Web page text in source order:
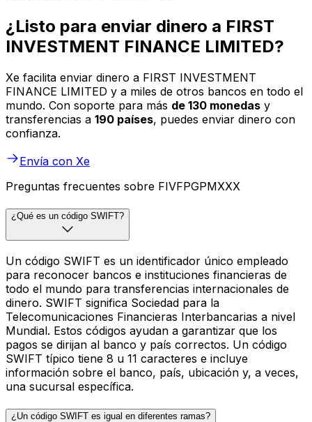
¿Listo para enviar dinero a FIRST
INVESTMENT FINANCE LIMITED?
Xe facilita enviar dinero a FIRST INVESTMENT
FINANCE LIMITED y a miles de otros bancos en todo el
mundo. Con soporte para más de 130 monedas y
transferencias a 190 países, puedes enviar dinero con
confianza.
Envía con Xe
Preguntas frecuentes sobre FIVFPGPMXXX
¿Qué es un código SWIFT?
Un código SWIFT es un identificador único empleado
para reconocer bancos e instituciones financieras de
todo el mundo para transferencias internacionales de
dinero. SWIFT significa Sociedad para la
Telecomunicaciones Financieras Interbancarias a nivel
Mundial. Estos códigos ayudan a garantizar que los
pagos se dirijan al banco y país correctos. Un código
SWIFT típico tiene 8 u 11 caracteres e incluye
información sobre el banco, país, ubicación y, a veces,
una sucursal específica.
¿Un código SWIFT es igual en diferentes ramas?